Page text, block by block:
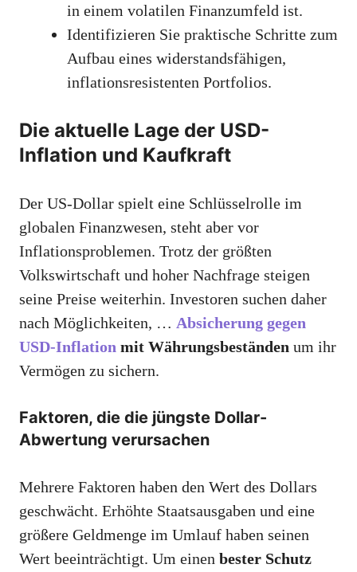
in einem volatilen Finanzumfeld ist.
Identifizieren Sie praktische Schritte zum
Aufbau eines widerstandsfähigen,
inflationsresistenten Portfolios.
Die aktuelle Lage der USD-
Inflation und Kaufkraft
Der US-Dollar spielt eine Schlüsselrolle im
globalen Finanzwesen, steht aber vor
Inflationsproblemen. Trotz der größten
Volkswirtschaft und hoher Nachfrage steigen
seine Preise weiterhin. Investoren suchen daher
nach Möglichkeiten, … Absicherung gegen
USD-Inflation mit Währungsbeständen um ihr
Vermögen zu sichern.
Faktoren, die die jüngste Dollar-
Abwertung verursachen
Mehrere Faktoren haben den Wert des Dollars
geschwächt. Erhöhte Staatsausgaben und eine
größere Geldmenge im Umlauf haben seinen
Wert beeinträchtigt. Um einen bester Schutz